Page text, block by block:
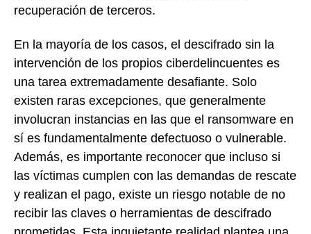
recuperación de terceros.
En la mayoría de los casos, el descifrado sin la
intervención de los propios ciberdelincuentes es
una tarea extremadamente desafiante. Solo
existen raras excepciones, que generalmente
involucran instancias en las que el ransomware en
sí es fundamentalmente defectuoso o vulnerable.
Además, es importante reconocer que incluso si
las víctimas cumplen con las demandas de rescate
y realizan el pago, existe un riesgo notable de no
recibir las claves o herramientas de descifrado